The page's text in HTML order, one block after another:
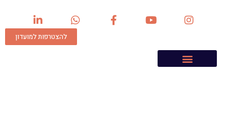
להצטרפות למועדון